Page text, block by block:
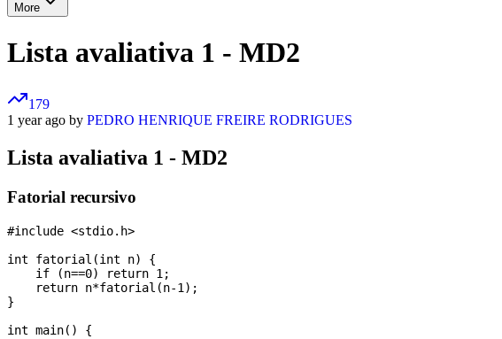
More
Lista avaliativa 1 - MD2
179
1 year ago by PEDRO HENRIQUE FREIRE RODRIGUES
Lista avaliativa 1 - MD2
Fatorial recursivo
#include <stdio.h>
int fatorial(int n) {
    if (n==0) return 1;
    return n*fatorial(n-1);
}
int main() {